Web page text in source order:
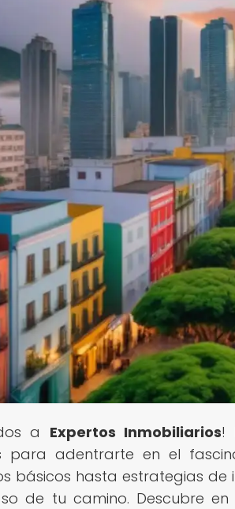
a Expertos Inmobiliarios!
para adentrarte en el
básicos hasta estrategias
de tu camino. Descubre en